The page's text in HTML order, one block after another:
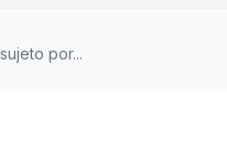
por...